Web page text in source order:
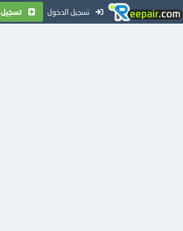
تسجيل الدخول تسجيل